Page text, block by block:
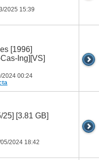
2025 15:39
[1996]
Ing][VS]
2024 00:24
25] [3.81 GB]
2024 18:42